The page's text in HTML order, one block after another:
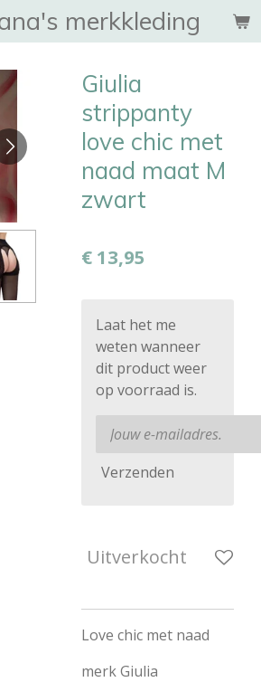
merkkleding
Giulia
strippanty
love chic met
naad maat M
zwart
€ 13,95
Laat het me
weten wanneer
dit product weer
op voorraad is.
Verzenden
Uitverkocht
Love chic met naad
merk Giulia